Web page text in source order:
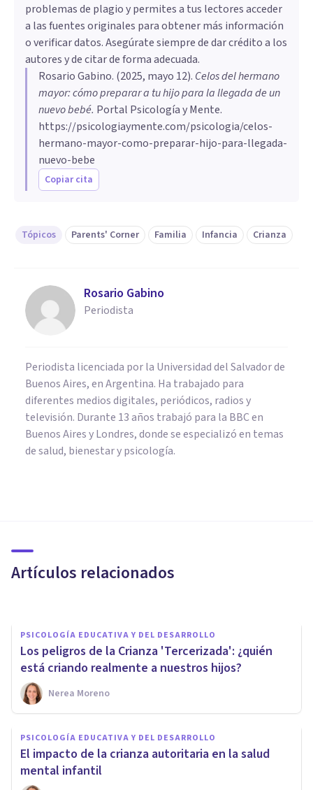
problemas de plagio y permites a tus lectores acceder
a las fuentes originales para obtener más información
o verificar datos. Asegúrate siempre de dar crédito a los
autores y de citar de forma adecuada.
Rosario Gabino. (2025, mayo 12). Celos del hermano
mayor: cómo preparar a tu hijo para la llegada de un
nuevo bebé. Portal Psicología y Mente.
https://psicologiaymente.com/psicologia/celos-
hermano-mayor-como-preparar-hijo-para-llegada-
nuevo-bebe
Copiar cita
Tópicos Parents' Corner Familia Infancia Crianza
Rosario Gabino
Periodista
Periodista licenciada por la Universidad del Salvador de
Buenos Aires, en Argentina. Ha trabajado para
diferentes medios digitales, periódicos, radios y
televisión. Durante 13 años trabajó para la BBC en
Buenos Aires y Londres, donde se especializó en temas
de salud, bienestar y psicología.
Artículos relacionados
falta de interés en las
relaciones de pareja
PSICOLOGÍA EDUCATIVA Y DEL DESARROLLO
Los peligros de la Crianza 'Tercerizada': ¿quién
está criando realmente a nuestros hijos?
Nerea Moreno
PSICOLOGÍA EDUCATIVA Y DEL DESARROLLO
El impacto de la crianza autoritaria en la salud
mental infantil
Los 5 lenguajes del amor en la
infancia